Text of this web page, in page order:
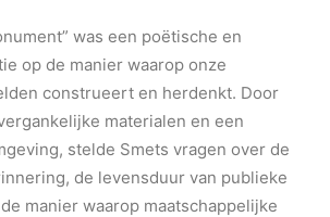
was een poëtische en
op de manier waarop onze
construeert en herdenkt. Door
materialen en een
stelde Smets vragen over de
de levensduur van publieke
manier waarop maatschappelijke